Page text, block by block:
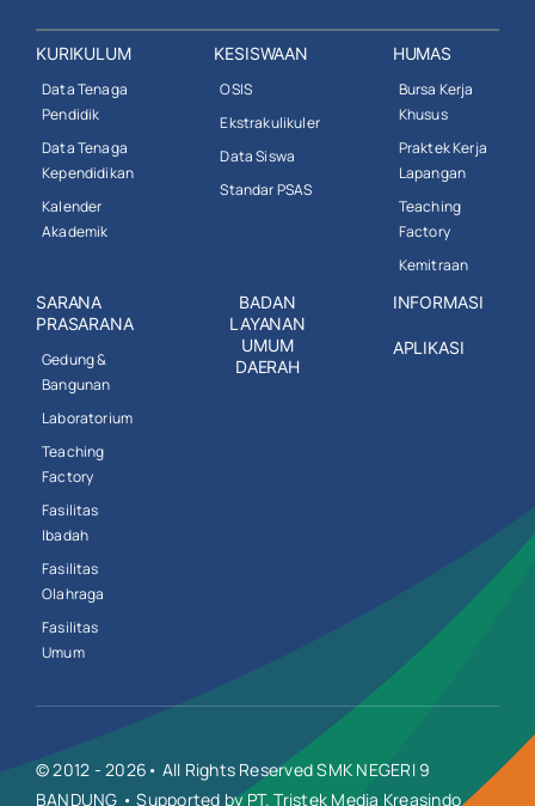
KURIKULUM
Data Tenaga
Pendidik
Data Tenaga
Kependidikan
Kalender
Akademik
KESISWAAN
OSIS
Ekstrakulikuler
Data Siswa
Standar PSAS
HUMAS
Bursa Kerja
Khusus
Praktek Kerja
Lapangan
Teaching
Factory
Kemitraan
SARANA
PRASARANA
Gedung &
Bangunan
Laboratorium
Teaching
Factory
Fasilitas
Ibadah
Fasilitas
Olahraga
Fasilitas
Umum
BADAN
LAYANAN
UMUM
DAERAH
INFORMASI
APLIKASI
© 2012 - 2026• All Rights Reserved SMK NEGERI 9
BANDUNG • Supported by PT. Tristek Media Kreasindo